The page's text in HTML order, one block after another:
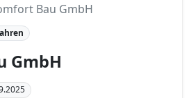
Bau GmbH
GmbH